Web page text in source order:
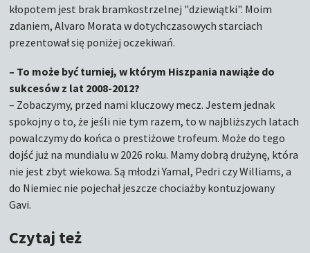
kłopotem jest brak bramkostrzelnej "dziewiątki". Moim
zdaniem, Alvaro Morata w dotychczasowych starciach
prezentował się poniżej oczekiwań.
– To może być turniej, w którym Hiszpania nawiąże do
sukcesów z lat 2008-2012?
– Zobaczymy, przed nami kluczowy mecz. Jestem jednak
spokojny o to, że jeśli nie tym razem, to w najbliższych latach
powalczymy do końca o prestiżowe trofeum. Może do tego
dojść już na mundialu w 2026 roku. Mamy dobrą drużynę, która
nie jest zbyt wiekowa. Są młodzi Yamal, Pedri czy Williams, a
do Niemiec nie pojechał jeszcze chociażby kontuzjowany
Gavi.
Czytaj też